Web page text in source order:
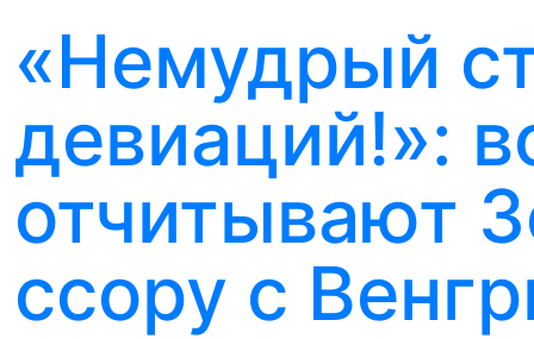
«Немудрый
девиаций!»:
отчитывают
ссору с